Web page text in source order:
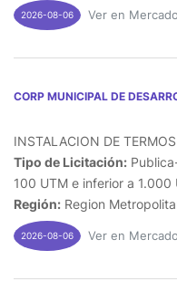
2026-08-06 Ver en
CORP MUNICIPAL DE
INSTALACION DE
Tipo de Licitación:
100 UTM e inferior a 1.000
Región: Region
2026-08-06 Ver en